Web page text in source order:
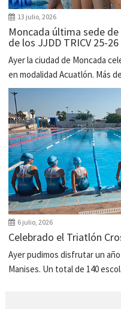
13 julio, 2026
Moncada última sede
de los JJDD TRICV 25-26
Ayer la ciudad de Moncada
en modalidad Acuatlón. Más
6 julio, 2026
Celebrado el Triatlón
Ayer pudimos disfrutar un
Manises. Un total de 140